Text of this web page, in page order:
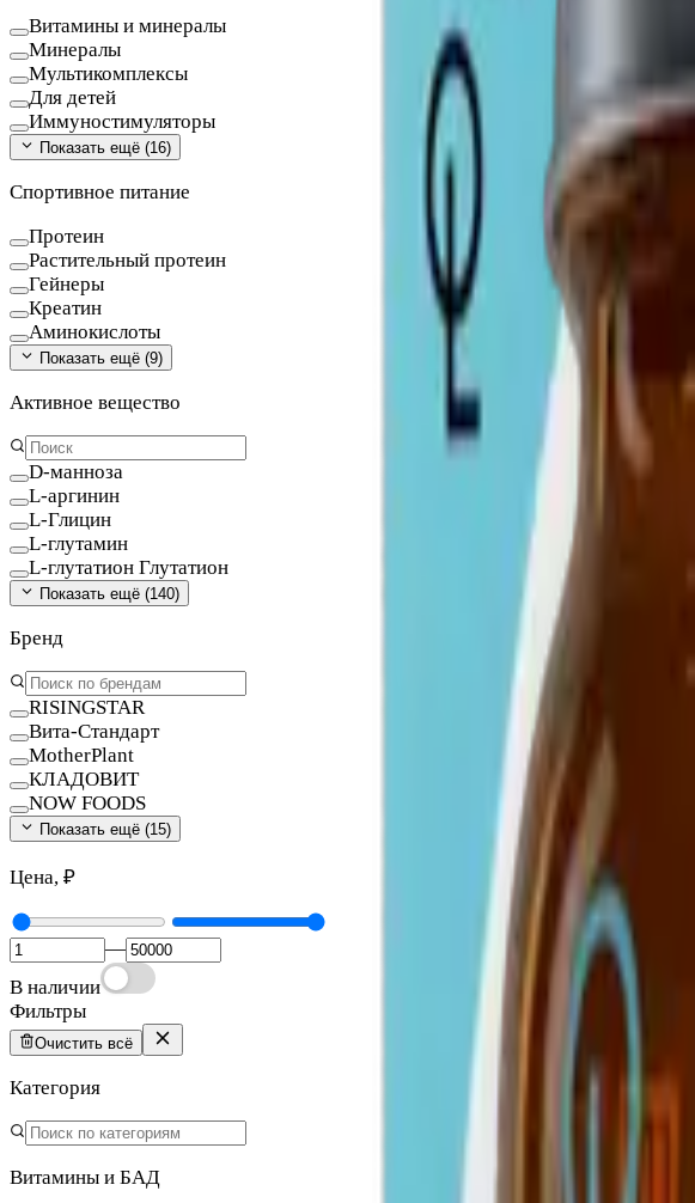
Витамины и минералы
Минералы
Мультикомплексы
Для детей
Иммуностимуляторы
Показать ещё (16)
Спортивное питание
Протеин
Растительный протеин
Гейнеры
Креатин
Аминокислоты
Показать ещё (9)
Активное вещество
D-манноза
L-аргинин
L-Глицин
L-глутамин
L-глутатион Глутатион
Показать ещё (140)
Бренд
RISINGSTAR
Вита-Стандарт
MotherPlant
КЛАДОВИТ
NOW FOODS
Показать ещё (15)
Цена, ₽
—
В наличии
Фильтры
Очистить всё
Категория
Витамины и БАД